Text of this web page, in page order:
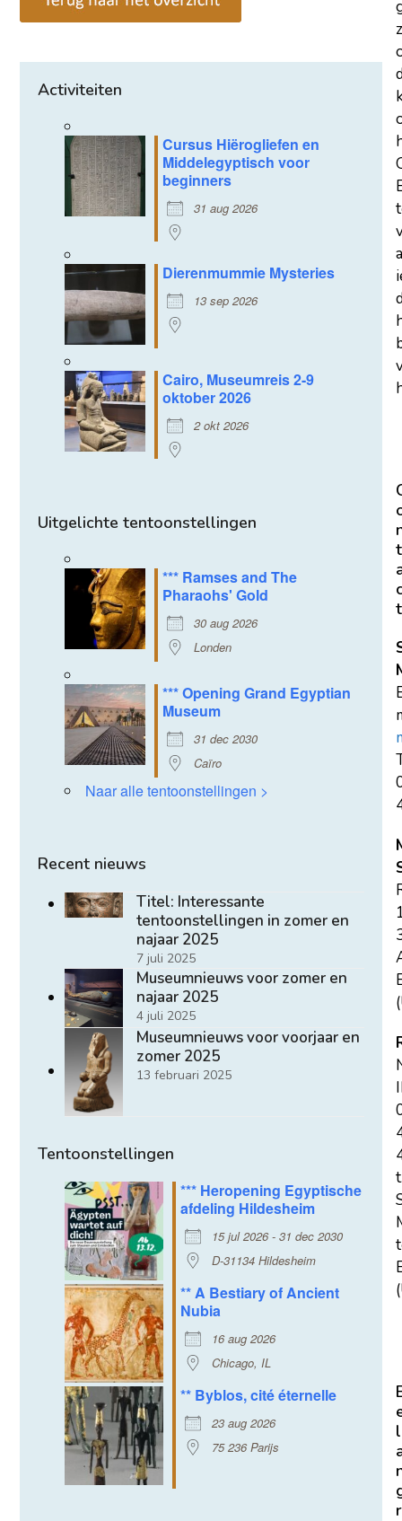
Activiteiten
Cursus Hiërogliefen en
Middelegyptisch voor
beginners
31 aug 2026
Dierenmummie Mysteries
13 sep 2026
Cairo, Museumreis 2-9
oktober 2026
2 okt 2026
Uitgelichte tentoonstellingen
*** Ramses and The
Pharaohs' Gold
30 aug 2026
Londen
*** Opening Grand Egyptian
Museum
31 dec 2030
Caïro
Naar alle tentoonstellingen >
Recent nieuws
Titel: Interessante
tentoonstellingen in zomer en
najaar 2025
7 juli 2025
Museumnieuws voor zomer en
najaar 2025
4 juli 2025
Museumnieuws voor voorjaar en
zomer 2025
13 februari 2025
Tentoonstellingen
*** Heropening Egyptische
afdeling Hildesheim
15 jul 2026 - 31 dec 2030
D-31134 Hildesheim
** A Bestiary of Ancient
Nubia
16 aug 2026
Chicago, IL
** Byblos, cité éternelle
23 aug 2026
75 236 Parijs
t
t
l
r